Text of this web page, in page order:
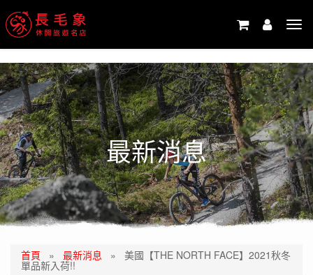
最新消息
首頁 » 最新消息 » 美國【THE NORTH FACE】2021秋冬
單品新入荷!!